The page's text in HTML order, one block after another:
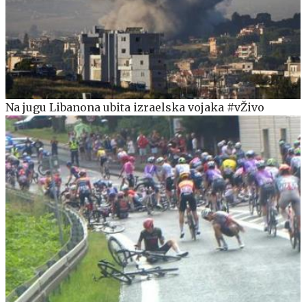
Na jugu Libanona ubita izraelska vojaka #vŽivo